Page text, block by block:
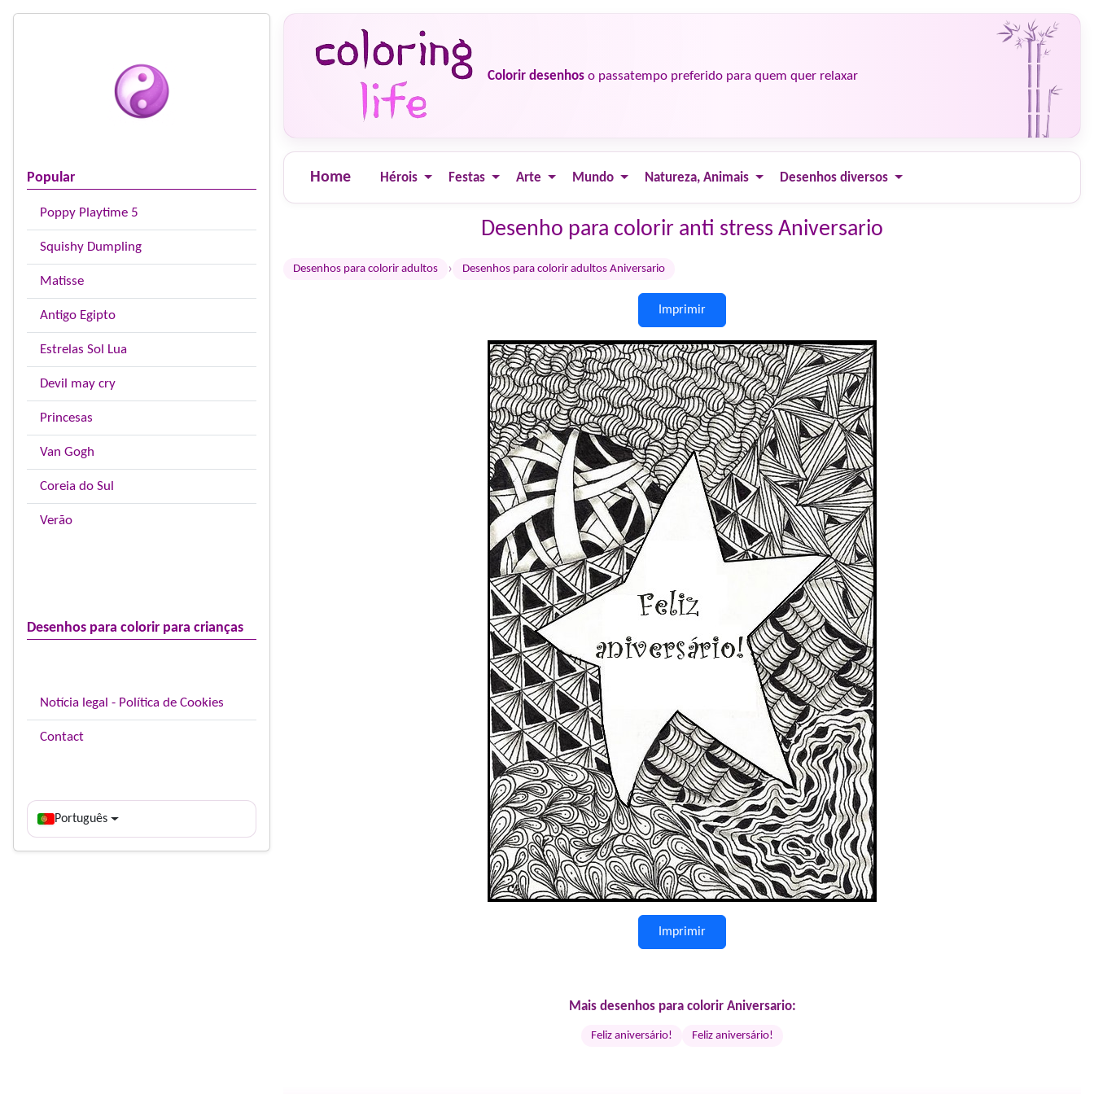
Popular
Poppy Playtime 5
Squishy Dumpling
Matisse
Antigo Egipto
Estrelas Sol Lua
Devil may cry
Princesas
Van Gogh
Coreia do Sul
Verão
Desenhos para colorir para crianças
Notícia legal - Política de Cookies
Contact
Português
Colorir desenhos o passatempo preferido para quem quer relaxar
Home Hérois Festas Arte Mundo Natureza, Animais Desenhos diversos
Desenho para colorir anti stress Aniversario
Desenhos para colorir adultos › Desenhos para colorir adultos Aniversario
Imprimir
Imprimir
Mais desenhos para colorir Aniversario:
Feliz aniversário! Feliz aniversário!